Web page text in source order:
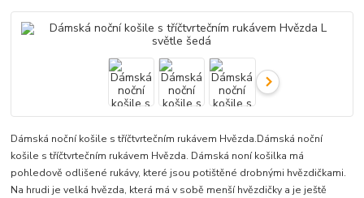
Dámská noční košile s tříčtvrtečním rukávem Hvězda.Dámská noční
košile s tříčtvrtečním rukávem Hvězda. Dámská noní košilka má
pohledově odlišené rukávy, které jsou potištěné drobnými hvězdičkami.
Na hrudi je velká hvězda, která má v sobě menší hvězdičky a je ještě